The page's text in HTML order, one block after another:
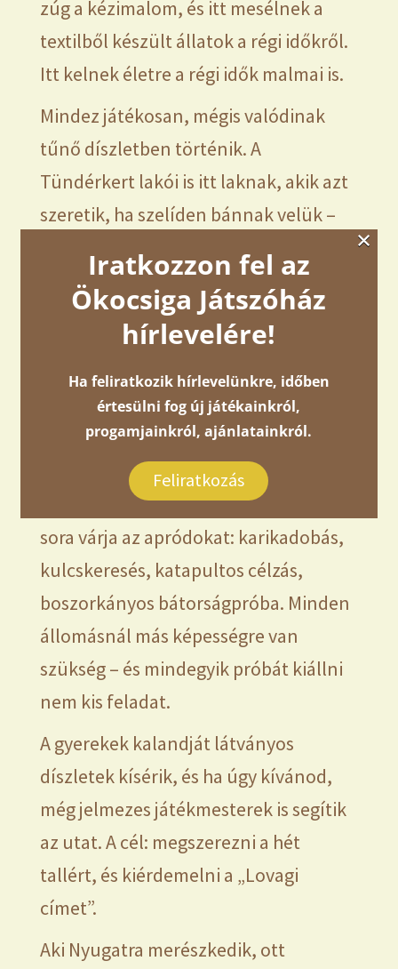
zúg a kézimalom, és itt mesélnek a
textilből készült állatok a régi időkről.
Itt kelnek életre a régi idők malmai is.
Mindez játékosan, mégis valódinak
tűnő díszletben történik. A
Tündérkert lakói is itt laknak, akik azt
szeretik, ha szelíden bánnak velük –
megszeretni valók.
Aki a Kelet felé indul, az hagyományt
belőle.
Nyugat – a Lovagi Tornák Mezeje
Nyugaton a levegőben feszültség van
– de a legjobb fajtából. Lovagi próbák
sora várja az apródokat: karikadobás,
kulcskeresés, katapultos célzás,
boszorkányos bátorságpróba. Minden
állomásnál más képességre van
szükség – és mindegyik próbát kiállni
nem kis feladat.
A gyerekek kalandját látványos
díszletek kísérik, és ha úgy kívánod,
még jelmezes játékmesterek is segítik
az utat. A cél: megszerezni a hét
tallért, és kiérdemelni a „Lovagi
címet”.
Aki Nyugatra merészkedik, ott
Iratkozzon fel az
Ökocsiga Játszóház
hírlevelére!
Ha feliratkozik hírlevelünkre, időben
értesülni fog új játékainkról,
progamjainkról, ajánlatainkról.
Feliratkozás
×